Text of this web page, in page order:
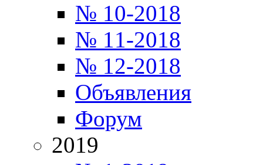
№ 10-2018
№ 11-2018
№ 12-2018
Объявления
Форум
2019